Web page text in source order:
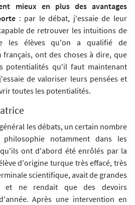
mieux en plus des avantages
: par le débat, j'essaie de leur
de retrouver les intuitions de
les élèves qu'on a qualifié de
ont des choses à dire, que
potentialités qu'il faut maintenant
de valoriser leurs pensées et
toutes les potentialités.
les débats, un certain nombre
notamment dans les
ont d'abord été enrôlés par la
d'origine turque très effacé, très
scientifique, avait de grandes
et ne rendait que des devoirs
Après une intervention en